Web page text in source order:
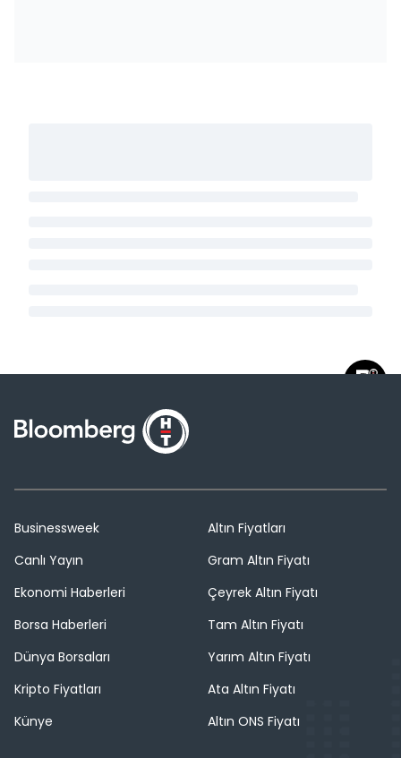
Businessweek
Canlı Yayın
Ekonomi Haberleri
Borsa Haberleri
Dünya Borsaları
Kripto Fiyatları
Künye
Altın Fiyatları
Gram Altın Fiyatı
Çeyrek Altın Fiyatı
Tam Altın Fiyatı
Yarım Altın Fiyatı
Ata Altın Fiyatı
Altın ONS Fiyatı